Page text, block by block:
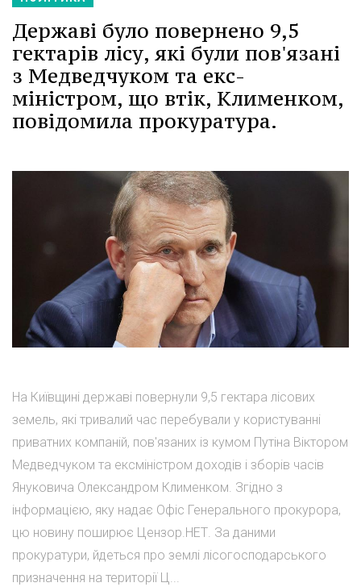
Державі було повернено 9,5
гектарів лісу, які були пов'язані
з Медведчуком та екс-
міністром, що втік, Клименком,
повідомила прокуратура.
На Київщині державі повернули 9,5 гектара лісових
земель, які тривалий час перебували у користуванні
приватних компаній, пов'язаних із кумом Путіна Віктором
Медведчуком та ексміністром доходів і зборів часів
Януковича Олександром Клименком. Згідно з
інформацією, яку надає Офіс Генерального прокурора,
цю новину поширює Цензор.НЕТ. За даними
прокуратури, йдеться про землі лісогосподарського
призначення на території Ц...